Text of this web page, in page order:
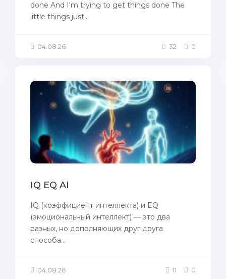
done And I'm trying to get things done The
little things just...
04.08.26 32 0
IQ EQ AI
IQ (коэффициент интеллекта) и EQ
(эмоциональный интеллект) — это два
разных, но дополняющих друг друга
способа...
04.08.26 11 0